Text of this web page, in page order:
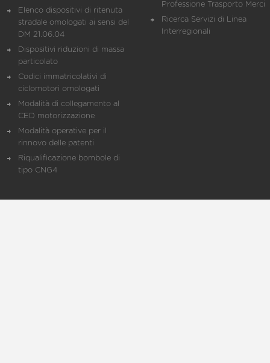
Elenco dispositivi di ritenuta
stradale omologati ai sensi del
DM 21.06.04
Dispositivi riduzioni di massa
particolato
Codici immatricolativi di
ciclomotori omologati
Modalità di collegamento al
CED motorizzazione
Modalità operative per il
rinnovo delle patenti
Riqualificazione bombole di
tipo CNG4
Professione Trasporto Merci
Ricerca Servizi di Linea
Interregionali